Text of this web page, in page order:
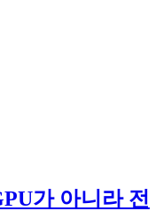
가 아니라 전